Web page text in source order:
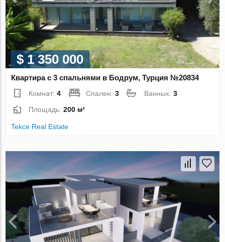
$ 1 350 000
Квартира с 3 спальнями в Бодрум, Турция №20834
Комнат:4 Спален:3 Ванных:3
Площадь:200 м²
Tekce Real Estate